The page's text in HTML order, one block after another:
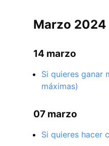
Marzo 2024
14 marzo
Si quieres ganar
máximas)
07 marzo
Si quieres hacer